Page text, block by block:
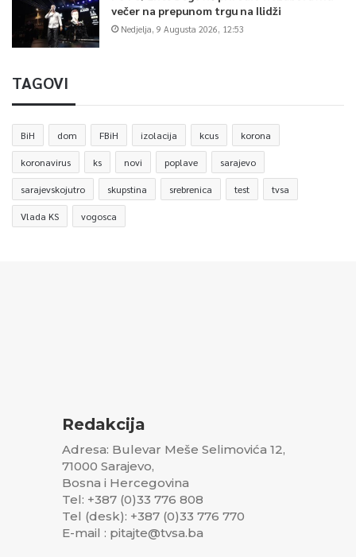
večer na prepunom trgu na Ilidži
Nedjelja, 9 Augusta 2026, 12:53
TAGOVI
BiH dom FBiH izolacija kcus korona
koronavirus ks novi poplave sarajevo
sarajevskojutro skupstina srebrenica test tvsa
Vlada KS vogosca
Redakcija
Adresa: Bulevar Meše Selimovića 12,
71000 Sarajevo,
Bosna i Hercegovina
Tel: +387 (0)33 776 808
Tel (desk): +387 (0)33 776 770
E-mail : pitajte@tvsa.ba